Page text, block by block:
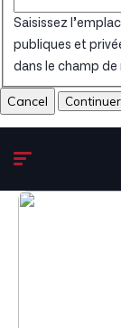
Saisissez
publiques et
dans le champ
Cancel